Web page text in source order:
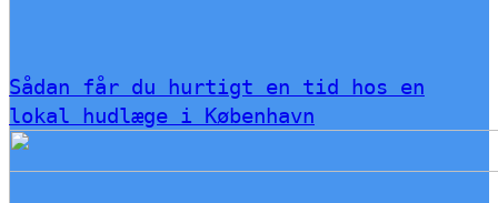
Sådan får du hurtigt en tid hos en
lokal hudlæge i København